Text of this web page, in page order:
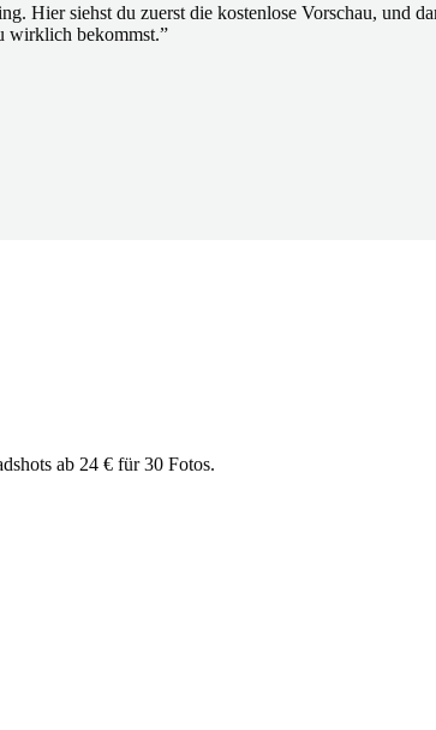
Hier siehst du zuerst die kostenlose Vorschau, und
wirklich bekommst.”
ab 24 € für 30 Fotos.